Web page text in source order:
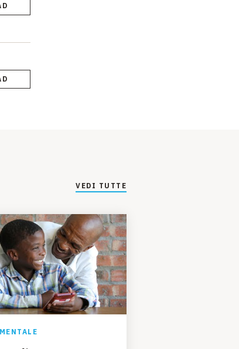
VEDI TUTTE